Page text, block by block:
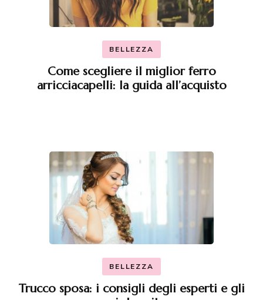
BELLEZZA
Come scegliere il miglior ferro
arricciacapelli: la guida all’acquisto
BELLEZZA
Trucco sposa: i consigli degli esperti e gli